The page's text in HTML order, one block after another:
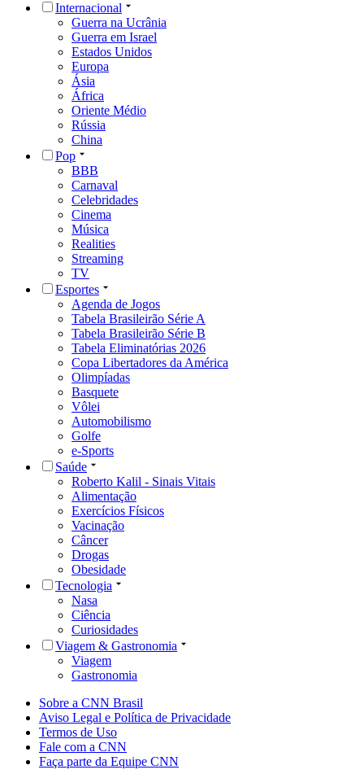
Internacional
Guerra na Ucrânia
Guerra em Israel
Estados Unidos
Europa
Ásia
África
Oriente Médio
Rússia
China
Pop
BBB
Carnaval
Celebridades
Cinema
Música
Realities
Streaming
TV
Esportes
Agenda de Jogos
Tabela Brasileirão Série A
Tabela Brasileirão Série B
Tabela Eliminatórias 2026
Copa Libertadores da América
Olimpíadas
Basquete
Vôlei
Automobilismo
Golfe
e-Sports
Saúde
Roberto Kalil - Sinais Vitais
Alimentação
Exercícios Físicos
Vacinação
Câncer
Drogas
Obesidade
Tecnologia
Nasa
Ciência
Curiosidades
Viagem & Gastronomia
Viagem
Gastronomia
Sobre a CNN Brasil
Aviso Legal e Política de Privacidade
Termos de Uso
Fale com a CNN
Faça parte da Equipe CNN